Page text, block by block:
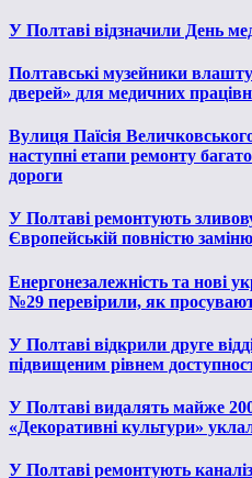
У Полтаві відзначили День
Полтавські музейники
дверей» для медичних
Вулиця Паїсія
наступні етапи ремонту
дороги
У Полтаві ремонтують
Європейській повністю
Енергонезалежність та нові
№29 перевірили, як
У Полтаві відкрили друге
підвищеним рівнем
У Полтаві видалять майже
«Декоративні культури»
У Полтаві ремонтують